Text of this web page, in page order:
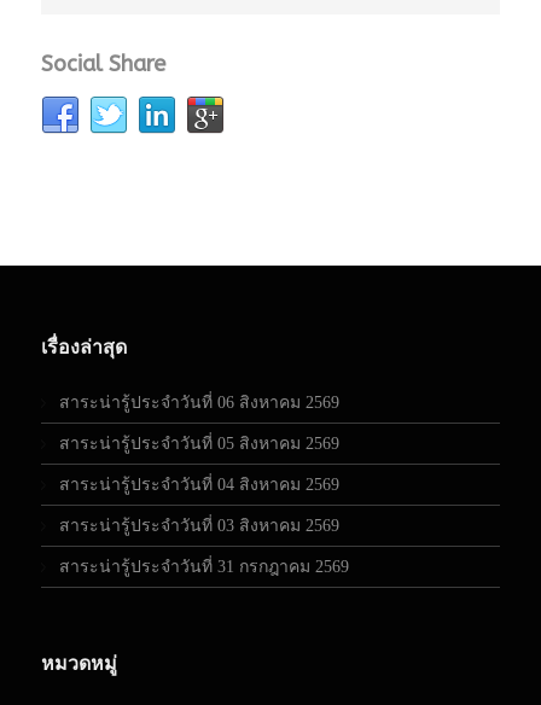
Social Share
เรื่องล่าสุด
สาระน่ารู้ประจำวันที่ 06 สิงหาคม 2569
สาระน่ารู้ประจำวันที่ 05 สิงหาคม 2569
สาระน่ารู้ประจำวันที่ 04 สิงหาคม 2569
สาระน่ารู้ประจำวันที่ 03 สิงหาคม 2569
สาระน่ารู้ประจำวันที่ 31 กรกฎาคม 2569
หมวดหมู่